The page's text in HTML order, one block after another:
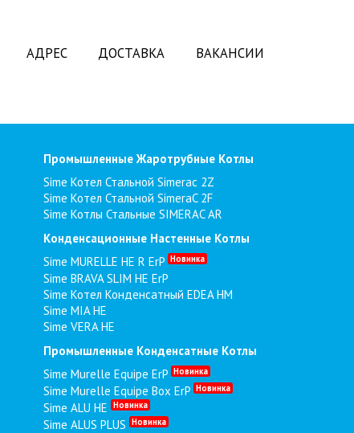
АДРЕС ДОСТАВКА ВАКАНСИИ
Промышленные Жаротрубные Котлы
Sime Котел Стальной Simerac 2Z
Sime Котел Стальной SimeraC 2F
Sime Котлы Стальные SIMERAC AR
Конденсационные Настенные Котлы
Sime MURELLE HE R ErP Новинка
Sime BRAVA SLIM HE ErP
Sime Котел Конденсатный EDEA HM
Sime MIA HE
Sime VERA HE
Промышленные Конденсатные Котлы
Sime Murelle Equipe ErP Новинка
Sime Murelle Equipe Box ErP Новинка
Sime ALU HE Новинка
Sime ALUS PLUS Новинка